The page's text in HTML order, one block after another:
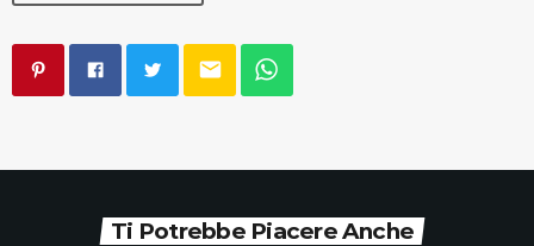
email
Ti Potrebbe Piacere Anche